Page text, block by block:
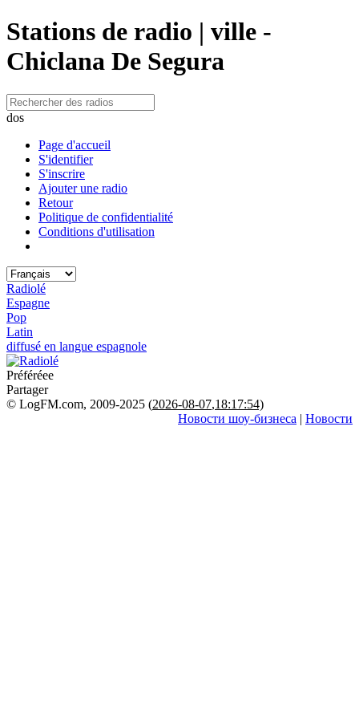
Stations de radio | ville -
Chiclana De Segura
dos
Page d'accueil
S'identifier
S'inscrire
Ajouter une radio
Retour
Politique de confidentialité
Conditions d'utilisation
Radiolé
Espagne
Pop
Latin
diffusé en langue espagnole
Préféréeе
Partager
© LogFM.com, 2009-2025 (2026-08-07,18:17:54)
Новости шоу-бизнеса | Новости